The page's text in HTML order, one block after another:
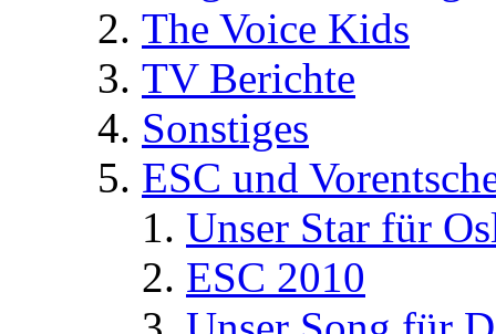
The Voice Kids
TV Berichte
Sonstiges
ESC und
Unser Star für
ESC 2010